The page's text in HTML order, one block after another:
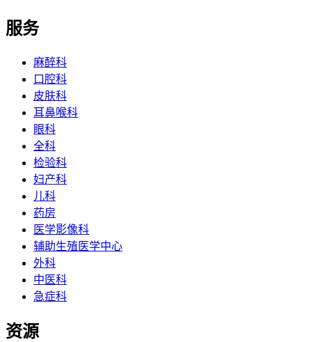
服务
麻醉科
口腔科
皮肤科
耳鼻喉科
眼科
全科
检验科
妇产科
儿科
药房
医学影像科
辅助生殖医学中心
外科
中医科
急症科
资源